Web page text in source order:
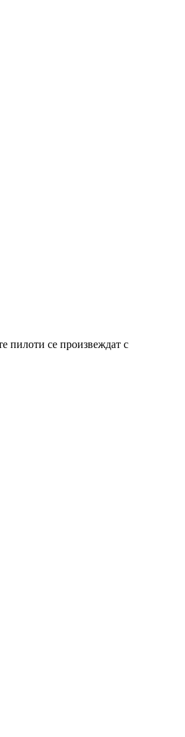
пилоти се произвеждат с